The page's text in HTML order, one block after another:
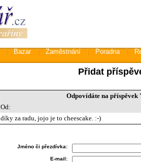
Bazar Zaměstnání Poradna
Přidat
Odpovídáte na
Od:
díky za radu, jojo je to cheescake. :-)
Jméno či přezdívka:
E-mail: